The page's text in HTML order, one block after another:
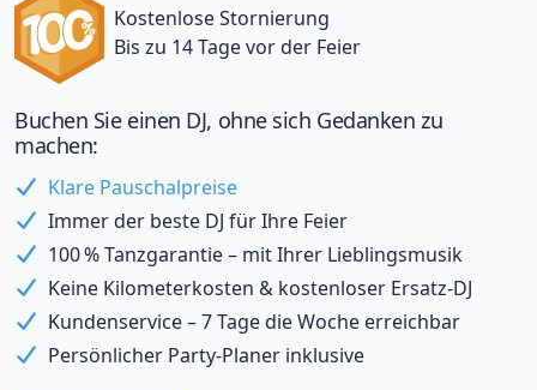
Kostenlose Stornierung
Bis zu 14 Tage vor der Feier
Buchen Sie einen DJ, ohne sich Gedanken zu
machen:
Klare Pauschalpreise
Immer der beste DJ für Ihre Feier
100 % Tanzgarantie – mit Ihrer Lieblingsmusik
Keine Kilometerkosten & kostenloser Ersatz-DJ
Kundenservice – 7 Tage die Woche erreichbar
Persönlicher Party-Planer inklusive